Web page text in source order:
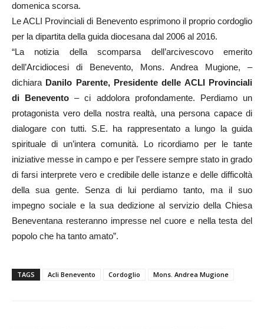
domenica scorsa.
Le ACLI Provinciali di Benevento esprimono il proprio cordoglio
per la dipartita della guida diocesana dal 2006 al 2016.
“La notizia della scomparsa dell’arcivescovo emerito
dell’Arcidiocesi di Benevento, Mons. Andrea Mugione, –
dichiara Danilo Parente, Presidente delle ACLI Provinciali
di Benevento – ci addolora profondamente. Perdiamo un
protagonista vero della nostra realtà, una persona capace di
dialogare con tutti. S.E. ha rappresentato a lungo la guida
spirituale di un’intera comunità. Lo ricordiamo per le tante
iniziative messe in campo e per l’essere sempre stato in grado
di farsi interprete vero e credibile delle istanze e delle difficoltà
della sua gente. Senza di lui perdiamo tanto, ma il suo
impegno sociale e la sua dedizione al servizio della Chiesa
Beneventana resteranno impresse nel cuore e nella testa del
popolo che ha tanto amato”.
TAGS Acli Benevento Cordoglio Mons. Andrea Mugione